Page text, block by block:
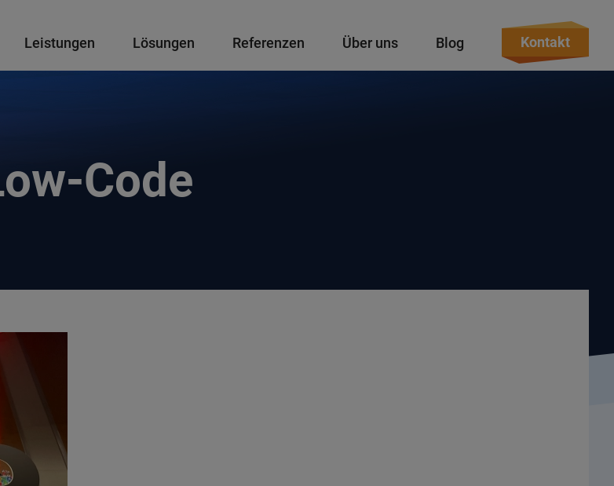
Leistungen Lösungen Referenzen Über uns Blog Kontakt
Code